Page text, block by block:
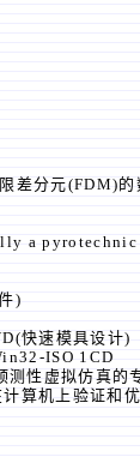
差分元(FDM)的
a pyrotechnic
)
快速模具设计)
ISO 1CD
性虚拟仿真的
上验证和优化